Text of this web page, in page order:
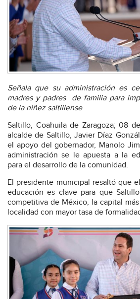
Señala que su administración es
madres y padres
de familia para
de la niñez saltillense
Saltillo, Coahuila de Zaragoza; 08
alcalde de Saltillo, Javier Díaz
el apoyo del gobernador, Manolo
administración se le apuesta a la
para el desarrollo de la comunidad.
El presidente municipal resaltó que
educación es clave para que
competitiva de México, la capital
localidad con mayor tasa de